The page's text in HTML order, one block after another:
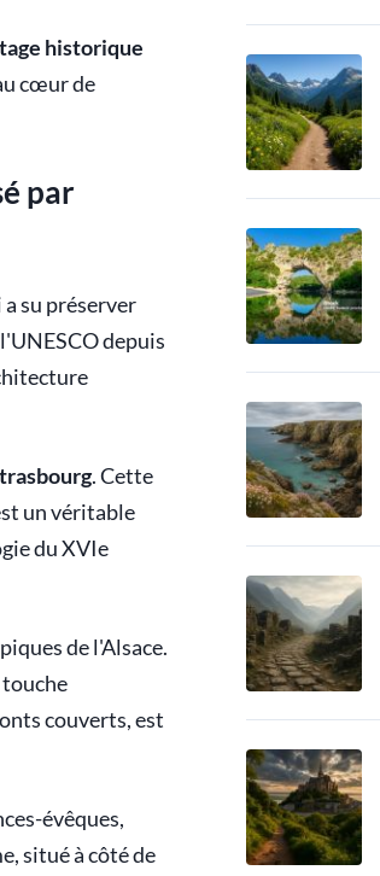
historique
cœur de
par
su préserver
depuis
. Cette
un véritable
du XVIe
de l'Alsace.
touche
couverts, est
évêques,
situé à côté de